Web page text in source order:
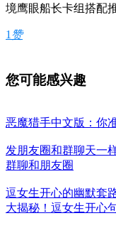
境鹰眼船长卡组搭配
1 赞
您可能感兴趣
恶魔猎手中文版：你
发朋友圈和群聊天一
群聊和朋友圈
逗女生开心的幽默套
大揭秘！逗女生开心